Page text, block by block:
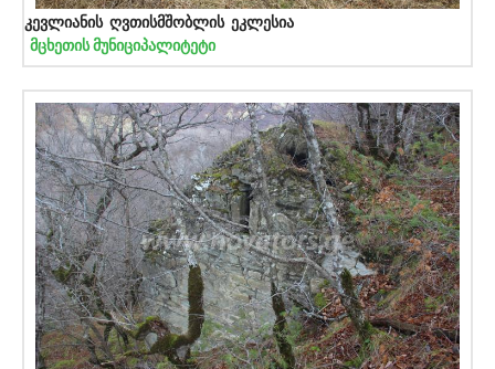
კევლიანის ღვთისმშობლის ეკლესია
მცხეთის მუნიციპალიტეტი